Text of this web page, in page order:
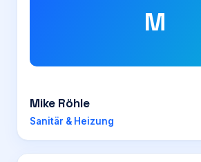
M
Mike Röhle
Sanitär & Heizung